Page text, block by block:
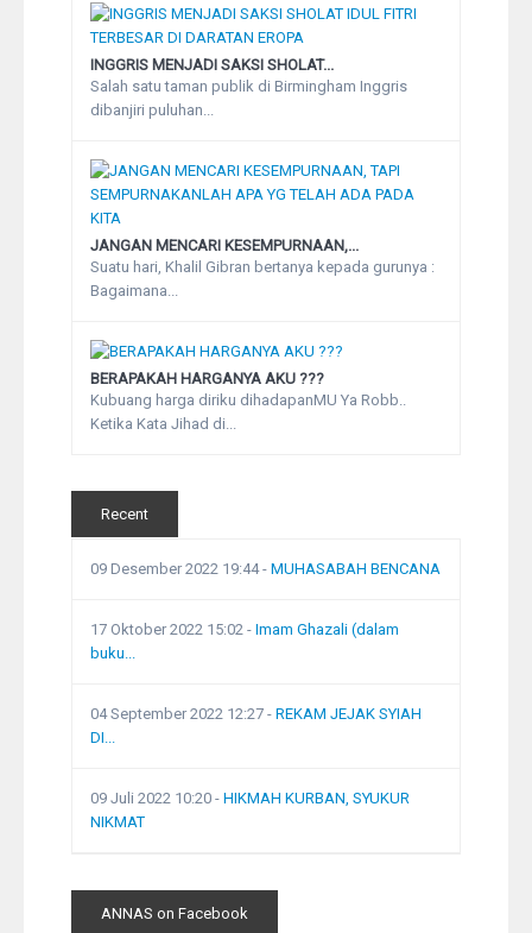
INGGRIS MENJADI SAKSI SHOLAT...
Salah satu taman publik di Birmingham Inggris
dibanjiri puluhan...
JANGAN MENCARI KESEMPURNAAN,...
Suatu hari, Khalil Gibran bertanya kepada gurunya :
Bagaimana...
BERAPAKAH HARGANYA AKU ???
Kubuang harga diriku dihadapanMU Ya Robb..
Ketika Kata Jihad di...
Recent
09 Desember 2022 19:44- MUHASABAH BENCANA
17 Oktober 2022 15:02 - Imam Ghazali (dalam
buku...
04 September 2022 12:27 - REKAM JEJAK SYIAH
DI...
09 Juli 2022 10:20 - HIKMAH KURBAN, SYUKUR
NIKMAT
ANNAS on Facebook